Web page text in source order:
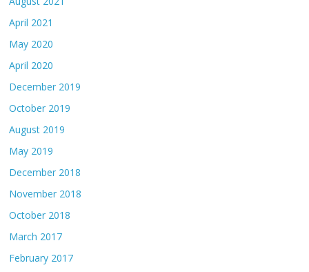
April 2021
May 2020
April 2020
December 2019
October 2019
August 2019
May 2019
December 2018
November 2018
October 2018
March 2017
February 2017